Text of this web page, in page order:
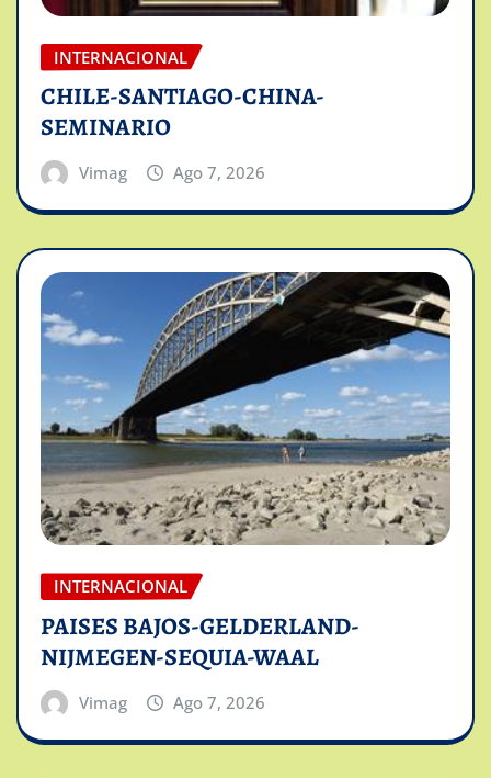
INTERNACIONAL
CHILE-SANTIAGO-CHINA-
SEMINARIO
Vimag Ago 7, 2026
INTERNACIONAL
PAISES BAJOS-GELDERLAND-
NIJMEGEN-SEQUIA-WAAL
Vimag Ago 7, 2026